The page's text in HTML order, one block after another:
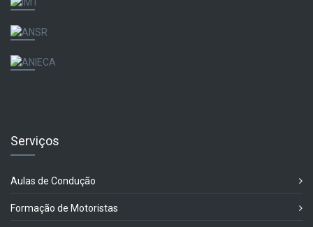
Serviços
Aulas de Condução
Formação de Motoristas